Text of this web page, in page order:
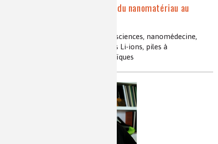
La chimie mésoscopique : du nanomatériau au
nano-objets, nanosciences, mésosciences, nanomédecine,
plasmons, nanocatalyse, batteries Li-ions, piles à
combustibles, cellules photovoltaïques